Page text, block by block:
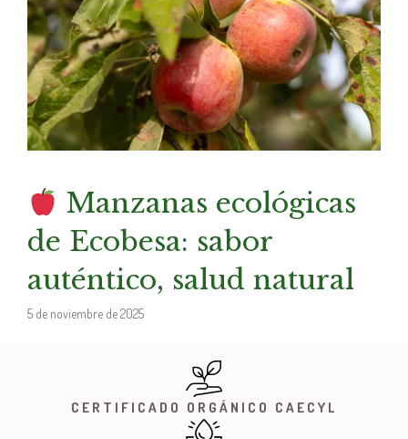
Manzanas ecológicas
de Ecobesa: sabor
auténtico, salud natural
5 de noviembre de 2025
CERTIFICADO ORGÁNICO CAECYL